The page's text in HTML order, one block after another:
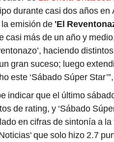
durante casi dos años
emisión de 'El
casi más de un año y
haciendo
gran suceso; luego
este ‘Sábado Súper
indicar que el último
de rating, y ‘Sábado
en cifras de sintonía a
que solo hizo 2.7